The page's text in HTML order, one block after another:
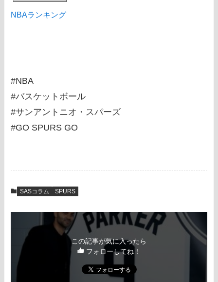
NBAランキング
#NBA
#バスケットボール
#サンアントニオ・スパーズ
#GO SPURS GO
SASコラム SPURS
この記事が気に入ったら
フォローしてね！